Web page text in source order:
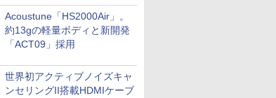
Acoustune「HS2000Air」。
約13gの軽量ボディと新開発
「ACT09」採用
世界初アクティブノイズキャ
ンセリングII搭載HDMIケーブ